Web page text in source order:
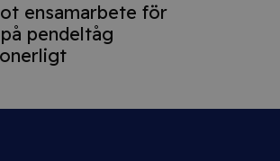
ensamarbete för
pendeltåg